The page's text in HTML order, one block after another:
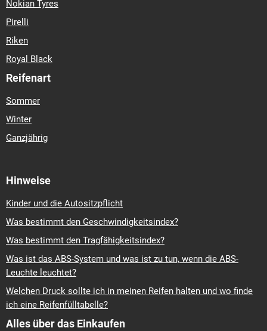
Nokian Tyres
Pirelli
Riken
Royal Black
Reifenart
Sommer
Winter
Ganzjährig
Hinweise
Kinder und die Autositzpflicht
Was bestimmt den Geschwindigkeitsindex?
Was bestimmt den Tragfähigkeitsindex?
Was ist das ABS-System und was ist zu tun, wenn die ABS-
Leuchte leuchtet?
Welchen Druck sollte ich in meinen Reifen halten und wo finde
ich eine Reifenfülltabelle?
Alles über das Einkaufen